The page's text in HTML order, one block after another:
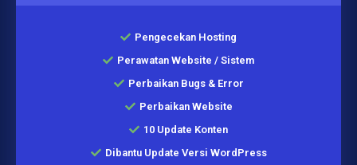
Pengecekan Hosting
Perawatan Website / Sistem
Perbaikan Bugs & Error
Perbaikan Website
10 Update Konten
Dibantu Update Versi WordPress